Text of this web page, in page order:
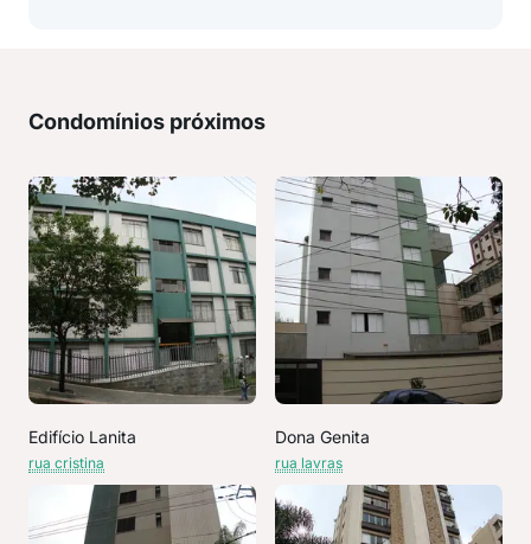
Condomínios próximos
Edifício Lanita
rua cristina
Dona Genita
rua lavras